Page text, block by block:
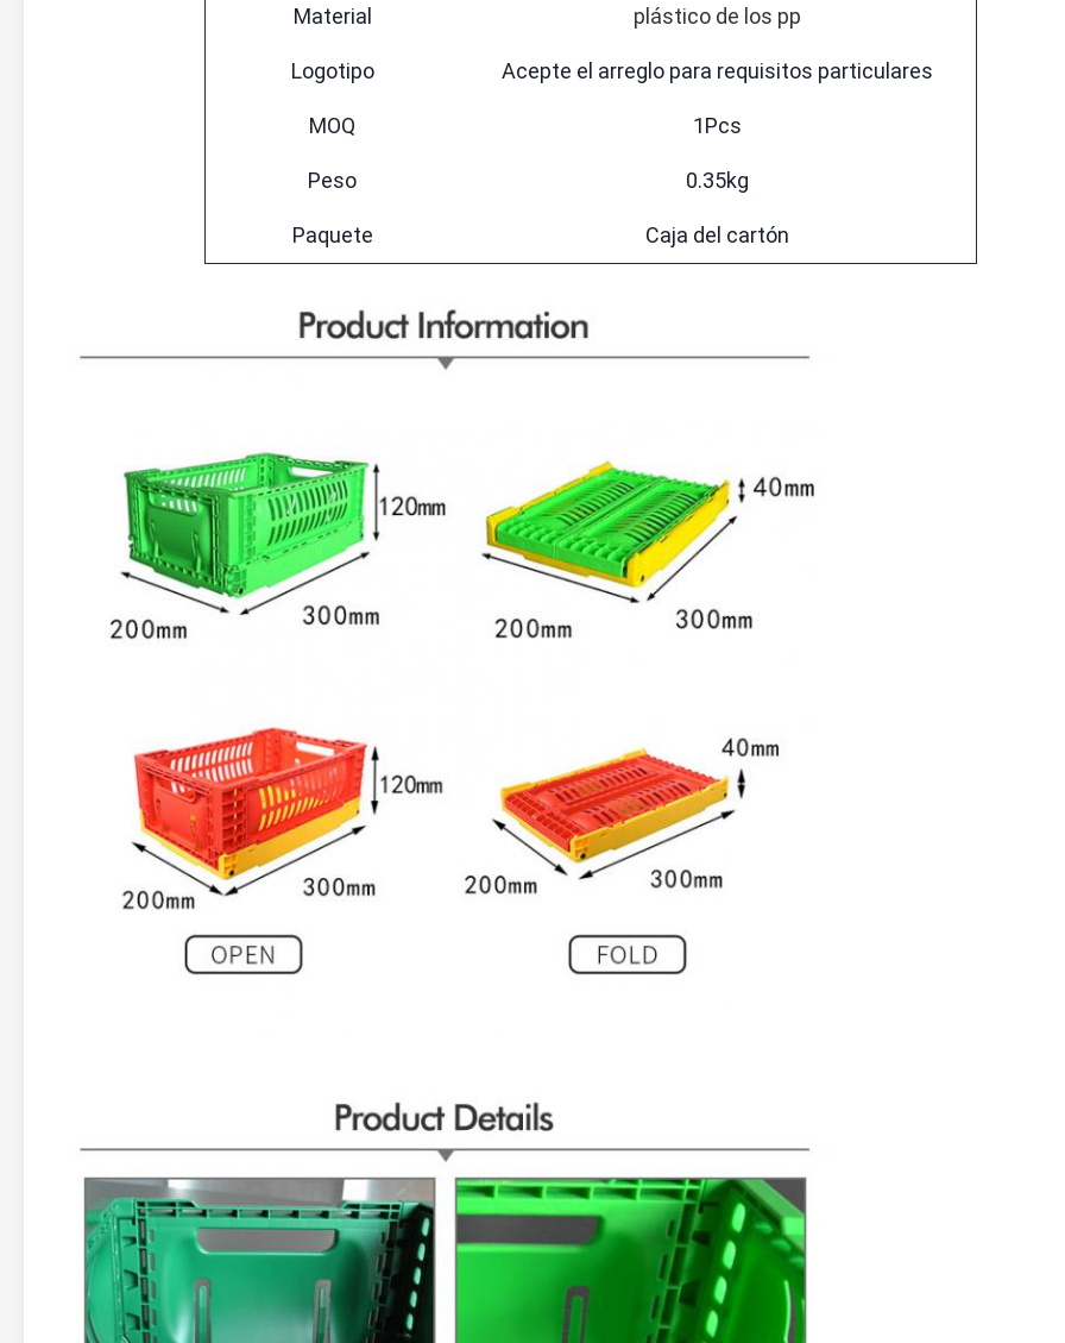
Material plástico de los pp
Logotipo Acepte el arreglo para requisitos particulares
MOQ 1Pcs
Peso 0.35kg
Paquete Caja del cartón